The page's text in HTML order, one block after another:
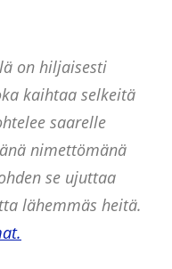
on hiljaisesti
kaihtaa selkeitä
saarelle
nimettömänä
se ujuttaa
lähemmäs heitä.